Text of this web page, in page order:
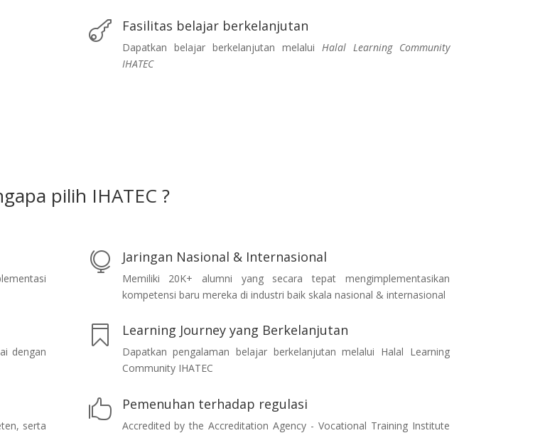
 Fasilitas belajar berkelanjutan
Dapatkan belajar berkelanjutan melalui Halal Learning Community
IHATEC
pilih IHATEC ?
dengan
serta
 Jaringan Nasional & Internasional
Memiliki 20K+ alumni yang secara tepat mengimplementasikan
kompetensi baru mereka di industri baik skala nasional & internasional
 Learning Journey yang Berkelanjutan
Dapatkan pengalaman belajar berkelanjutan melalui Halal Learning
Community IHATEC
 Pemenuhan terhadap regulasi
Accredited by the Accreditation Agency - Vocational Training Institute